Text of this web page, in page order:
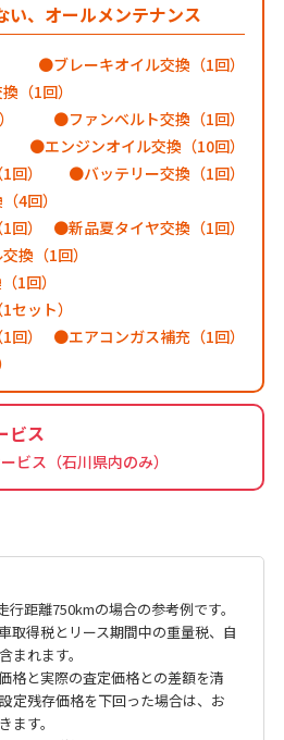
い、オールメンテナンス
ブレーキオイル交換（1回）
（1回）
ファンベルト交換（1回）
エンジンオイル交換（10回）
）
バッテリー交換（1回）
4回）
）
新品夏タイヤ交換（1回）
換（1回）
1回）
セット）
）
エアコンガス補充（1回）
ビス
ビス（石川県内のみ）
距離750kmの場合の参考例です。
取得税とリース期間中の重量税、自
まれます。
格と実際の査定価格との差額を清
定残存価格を下回った場合は、お
ます。